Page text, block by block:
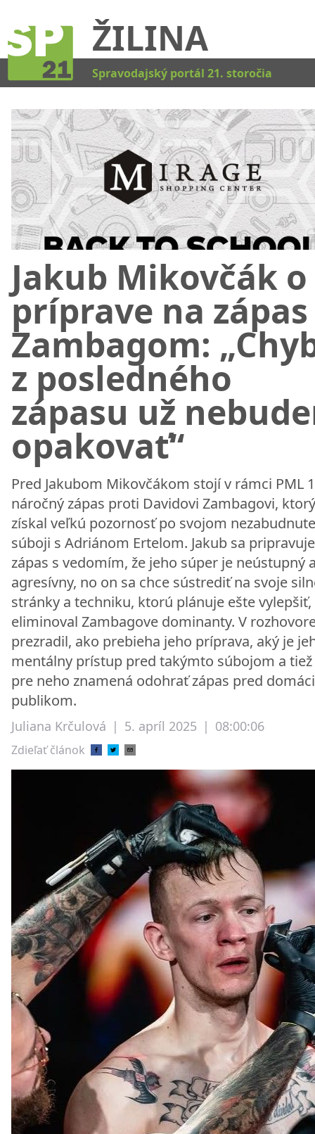
ŽILINA
Spravodajský portál 21. storočia
Jakub Mikovčák o
príprave na zápas
Zambagom:
z posledného
zápasu už
opakovať“
Pred Jakubom Mikovčákom stojí v rámci PML
náročný zápas proti Davidovi Zambagovi,
získal veľkú pozornosť po svojom
súboji s Adriánom Ertelom. Jakub sa
zápas s vedomím, že jeho súper je neústupný
agresívny, no on sa chce sústrediť na svoje
stránky a techniku, ktorú plánuje ešte vylepšiť,
eliminoval Zambagove dominanty. V
prezradil, ako prebieha jeho príprava, aký je
mentálny prístup pred takýmto súbojom a tiež
pre neho znamená odohrať zápas pred
publikom.
Juliana Krčulová | 5. apríl 2025 | 08:00:06
Zdieľať článok